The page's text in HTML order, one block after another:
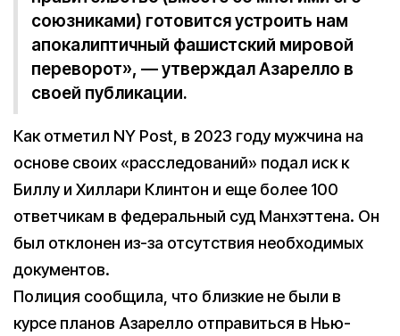
союзниками) готовится устроить нам
апокалиптичный фашистский мировой
переворот», — утверждал Азарелло в
своей публикации.
Как отметил NY Post, в 2023 году мужчина на
основе своих «расследований» подал иск к
Биллу и Хиллари Клинтон и еще более 100
ответчикам в федеральный суд Манхэттена. Он
был отклонен из-за отсутствия необходимых
документов.
Полиция сообщила, что близкие не были в
курсе планов Азарелло отправиться в Нью-